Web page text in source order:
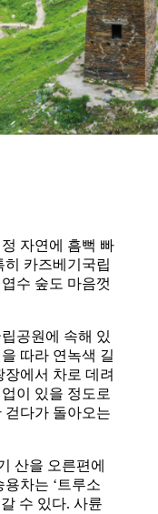
자연에 흠뻑 빠
히 카즈베기국립
수 숲도 마음껏
공원에 속해 있
따라 연녹색 길
에서 차로 데려
이 있을 정도로
걷다가 돌아오는
산을 오른편에
차는 ‘트루소
수 있다. 사륜